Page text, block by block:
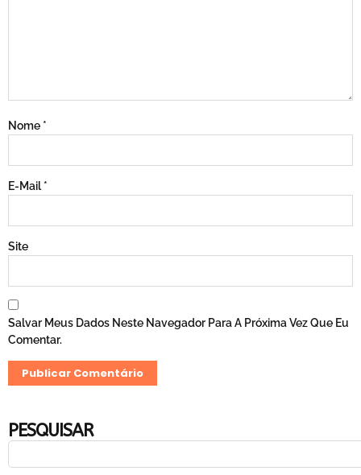
Nome *
E-Mail *
Site
Salvar Meus Dados Neste Navegador Para A Próxima Vez Que Eu
Comentar.
PESQUISAR